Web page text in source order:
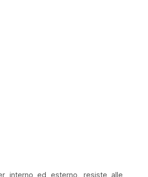
interno ed esterno, resiste alle